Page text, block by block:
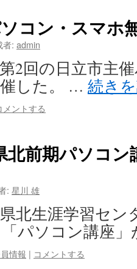
コン・スマホ
者: admin
2回の日立市主
した。 … 続き
メントする
北前期パソコ
: 星川 雄
北生涯学習セン
パソコン講座
情報 | コメントする